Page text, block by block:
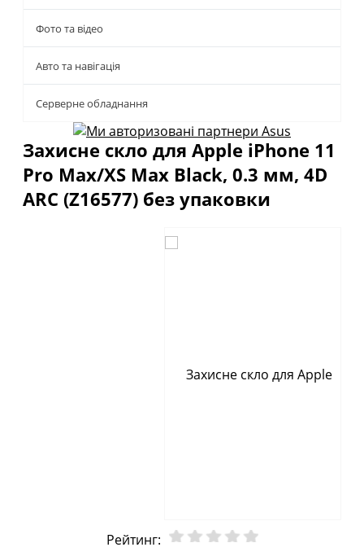
Фото та відео
Авто та навігація
Серверне обладнання
Захисне скло для Apple iPhone 11
Pro Max/XS Max Black, 0.3 мм, 4D
ARC (Z16577) без упаковки
Рейтинг: